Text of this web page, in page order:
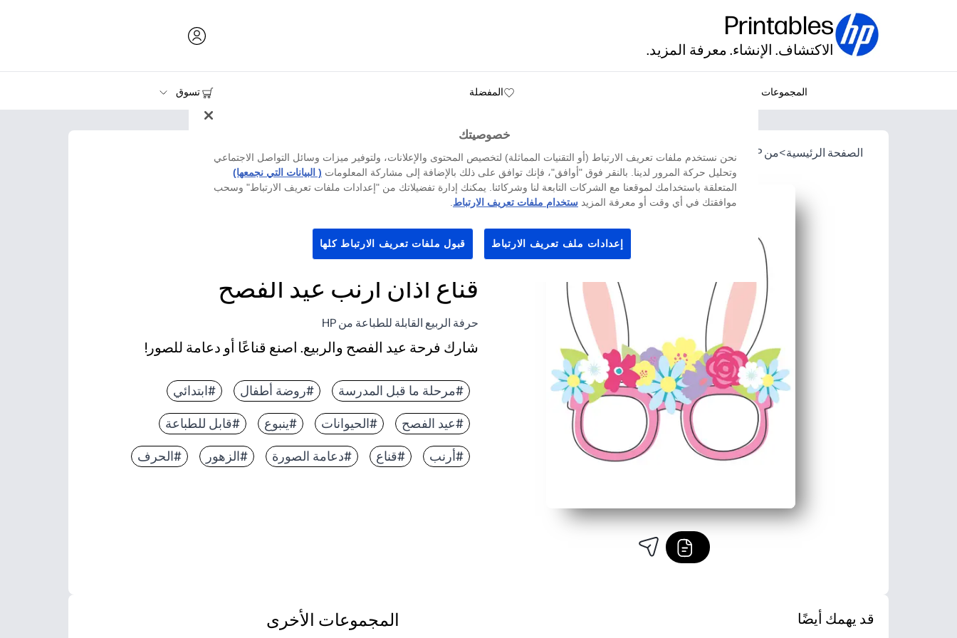
Printables
الاكتشاف. الإنشاء. معرفة المزيد.
المجموعات المفضلة
تسوق
الحبر ومسحوق الحبر والورق
الصفحة الرئيسية>من HP قناع آذان أرنب عيد الفصح
قناع آذان أرنب عيد الفصح
حرفة الربيع القابلة للطباعة من HP
شارك فرحة عيد الفصح والربيع. اصنع قناعًا أو دعامة للصور!
Print-and-Go - ما عليك سوى القص واللون والتجميع للحصول على متعة احتفالية فورية
تحفز الإبداع - يقوم الأطفال بتخصيص آذان الأرنب أثناء ممارسة المهارات الحركية
مثالية للفصول الدراسية والحفلات والصور العائلية - رائعة على الورق العادي أو
مناسب لجميع الأعمار - يمكنك إضافة خيط أو عصي مصنوعة يدويًا للحصول على قناع
#مرحلة ما قبل المدرسة #روضة أطفال #ابتدائي
#عيد الفصح #الحيوانات #ينبوع #قابل للطباعة
#أرنب #قناع #دعامة الصورة #الزهور #الحرف
قد يهمك أيضًا المجموعات الأخرى
خصوصيتك
نحن نستخدم ملفات تعريف الارتباط (أو التقنيات المماثلة) لتخصيص المحتوى والإعلانات، ولتوفير ميزات وسائل التواصل الاجتماعي
وتحليل حركة المرور لدينا. بالنقر فوق "أوافق"، فإنك توافق على ذلك بالإضافة إلى مشاركة المعلومات ( البيانات التي نجمعها)
المتعلقة باستخدامك لموقعنا مع الشركات التابعة لنا وشركائنا. يمكنك إدارة تفضيلاتك من "إعدادات ملفات تعريف الارتباط" وسحب
موافقتك في أي وقت أو معرفة المزيد ستخدام ملفات تعريف الارتباط
إعدادات ملف تعريف الارتباط قبول ملفات تعريف الارتباط كلها